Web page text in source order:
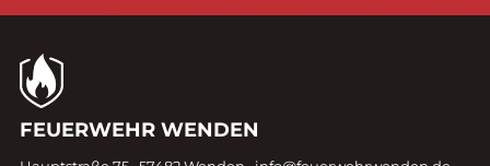
Kontaktdaten
FEUERWEHR WENDEN